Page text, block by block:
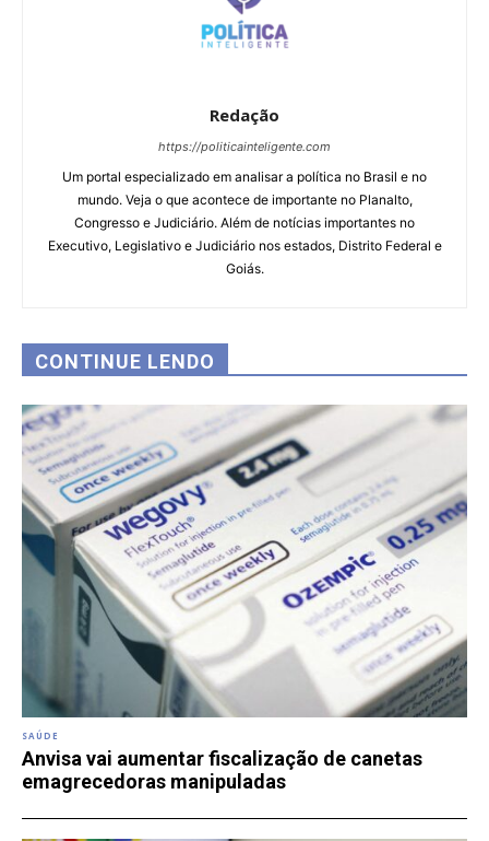
Redação
https://politicainteligente.com
Um portal especializado em analisar a política no Brasil e no
mundo. Veja o que acontece de importante no Planalto,
Congresso e Judiciário. Além de notícias importantes no
Executivo, Legislativo e Judiciário nos estados, Distrito Federal e
Goiás.
CONTINUE LENDO
SAÚDE
Anvisa vai aumentar fiscalização de canetas
emagrecedoras manipuladas